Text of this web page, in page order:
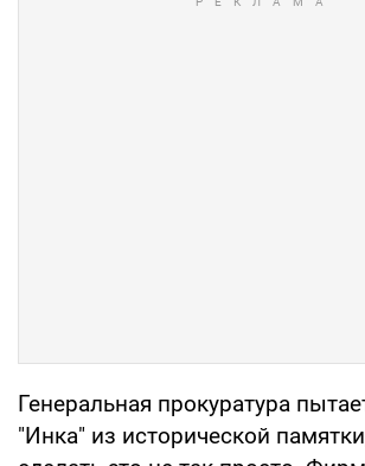
Генеральная прокуратура
"Инка" из исторической